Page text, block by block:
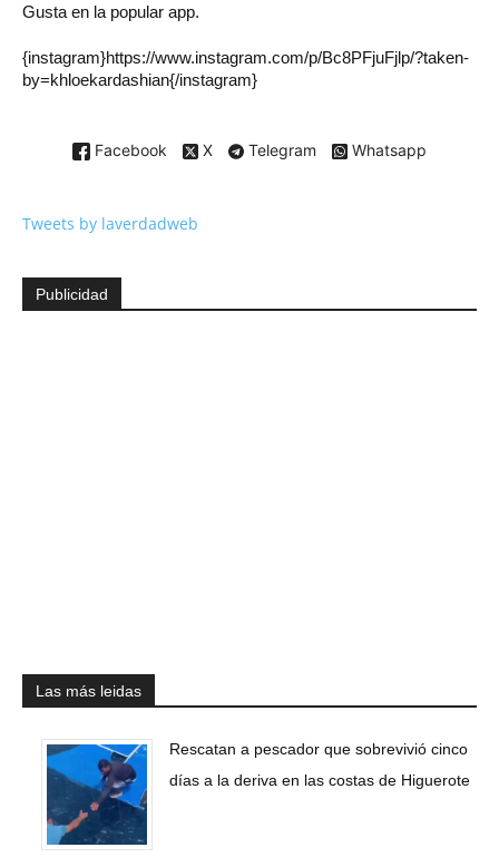
Gusta en la popular app.
{instagram}https://www.instagram.com/p/Bc8PFjuFjlp/?taken-
by=khloekardashian{/instagram}
Facebook X Telegram Whatsapp
Tweets by laverdadweb
Publicidad
Las más leidas
Rescatan a pescador que sobrevivió cinco
días a la deriva en las costas de Higuerote